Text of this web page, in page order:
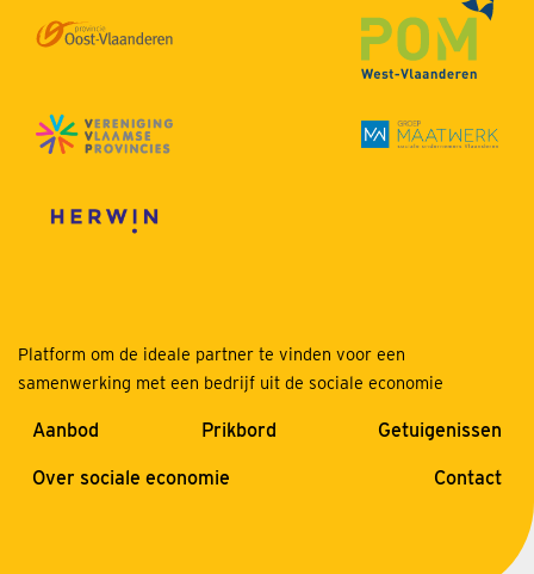
Platform om de ideale partner te vinden voor een
samenwerking met een bedrijf uit de sociale economie
Aanbod Prikbord Getuigenissen
Over sociale economie Contact